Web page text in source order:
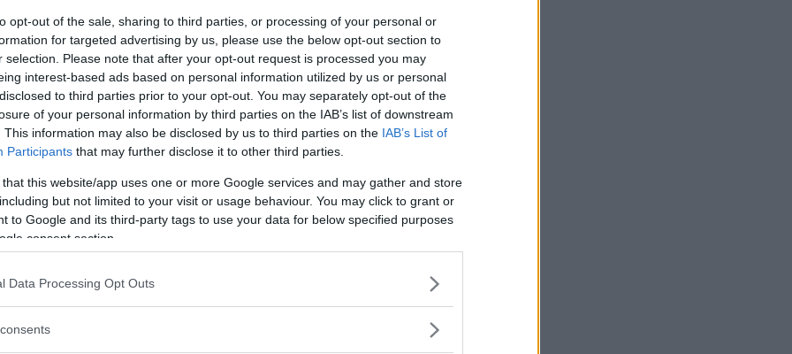
opt-out of the sale, sharing to third parties, or processing of your personal or
for targeted advertising by us, please use the below opt-out section to
selection. Please note that after your opt-out request is processed you may
interest-based ads based on personal information utilized by us or personal
to third parties prior to your opt-out. You may separately opt-out of the
of your personal information by third parties on the IAB’s list of downstream
This information may also be disclosed by us to third parties on the IAB’s List of
Participants that may further disclose it to other third parties.
that this website/app uses one or more Google services and may gather and store
but not limited to your visit or usage behaviour. You may click to grant or
to Google and its third-party tags to use your data for below specified purposes
consent section.
Data Processing Opt Outs
och syskonmodell till EX40/XC40) får betyget ”bra” vilket
men de allra mest sofistikerade finesserna som finns i
inte”. Den så kallade ”intelligenta” adaptiva